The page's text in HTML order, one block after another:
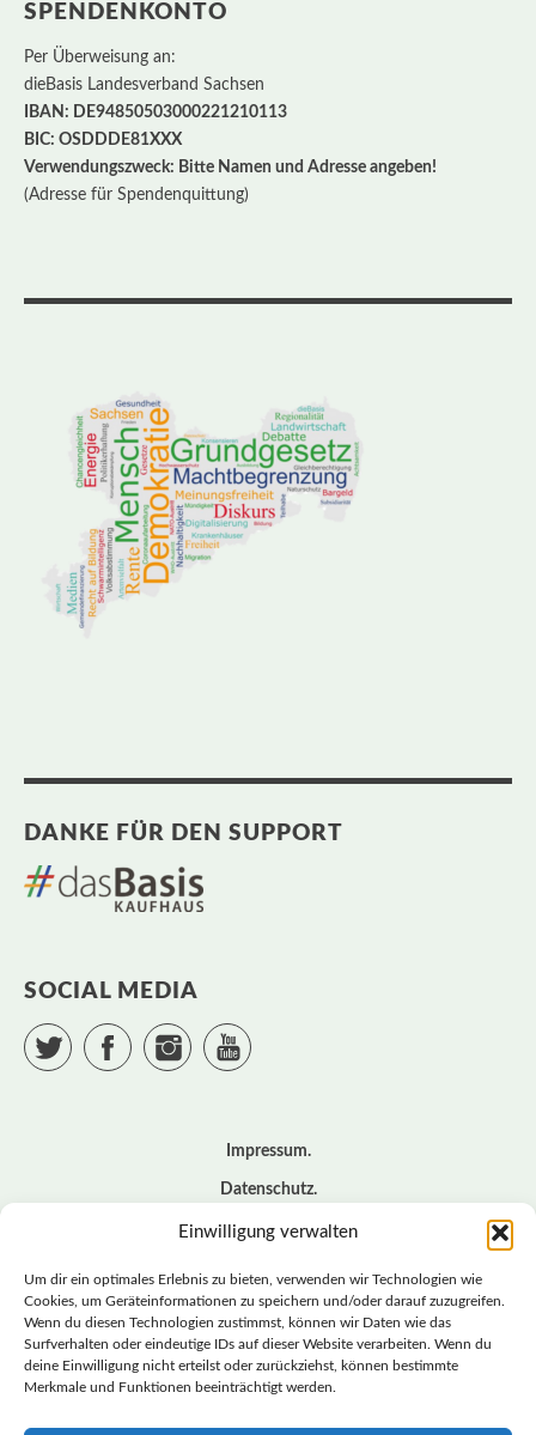
Einwilligung verwalten
Um dir ein optimales Erlebnis zu bieten, verwenden wir Technologien wie
Cookies, um Geräteinformationen zu speichern und/oder darauf zuzugreifen.
Wenn du diesen Technologien zustimmst, können wir Daten wie das
Surfverhalten oder eindeutige IDs auf dieser Website verarbeiten. Wenn du
deine Einwilligung nicht erteilst oder zurückziehst, können bestimmte
Merkmale und Funktionen beeinträchtigt werden.
SPENDENKONTO
Per Überweisung an:
dieBasis Landesverband Sachsen
IBAN: DE94850503000221210113
BIC: OSDDDE81XXX
Verwendungszweck: Bitte Namen und Adresse angeben!
(Adresse für Spendenquittung)
DANKE FÜR DEN SUPPORT
SOCIAL MEDIA
Twitter Facebook Instagram
Impressum
Datenschutz
Cookie – Richtlinie (EU)
© BASISDEMOKRATISCHE PARTEI DEUTSCHLAND *
LANDESVERBAND SACHSEN